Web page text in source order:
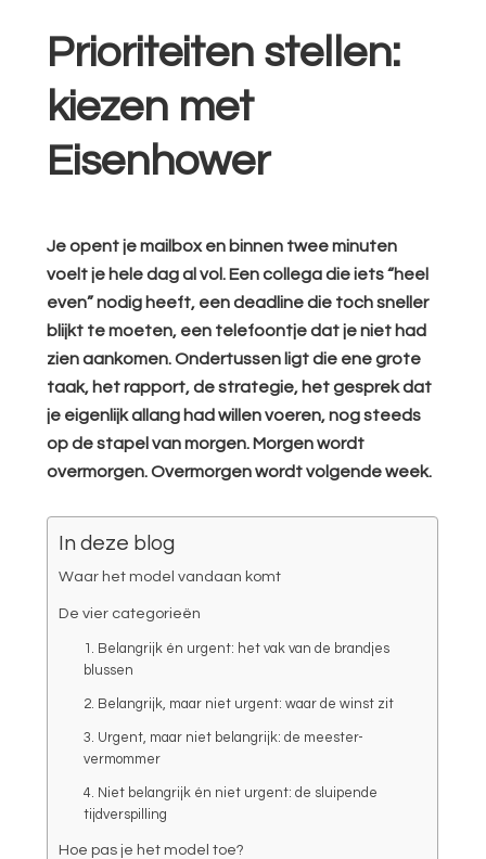
Prioriteiten stellen:
kiezen met
Eisenhower
Je opent je mailbox en binnen twee minuten
voelt je hele dag al vol. Een collega die iets “heel
even” nodig heeft, een deadline die toch sneller
blijkt te moeten, een telefoontje dat je niet had
zien aankomen. Ondertussen ligt die ene grote
taak, het rapport, de strategie, het gesprek dat
je eigenlijk allang had willen voeren, nog steeds
op de stapel van morgen. Morgen wordt
overmorgen. Overmorgen wordt volgende week.
In deze blog
Waar het model vandaan komt
De vier categorieën
1. Belangrijk én urgent: het vak van de brandjes
blussen
2. Belangrijk, maar niet urgent: waar de winst zit
3. Urgent, maar niet belangrijk: de meester-
vermommer
4. Niet belangrijk én niet urgent: de sluipende
tijdverspilling
Hoe pas je het model toe?